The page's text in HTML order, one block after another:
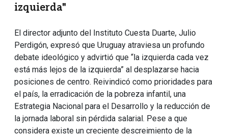
izquierda"
El director adjunto del Instituto Cuesta Duarte, Julio
Perdigón, expresó que Uruguay atraviesa un profundo
debate ideológico y advirtió que “la izquierda cada vez
está más lejos de la izquierda” al desplazarse hacia
posiciones de centro. Reivindicó como prioridades para
el país, la erradicación de la pobreza infantil, una
Estrategia Nacional para el Desarrollo y la reducción de
la jornada laboral sin pérdida salarial. Pese a que
considera existe un creciente descreimiento de la